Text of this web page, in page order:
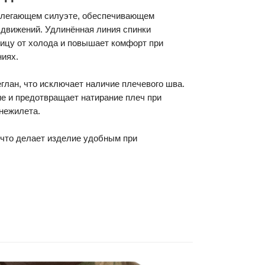
силуэте, обеспечивающем
Удлинённая линия спинки
от холода и повышает комфорт при
что исключает наличие плечевого шва.
и предотвращает натирание плеч при
делает изделие удобным при